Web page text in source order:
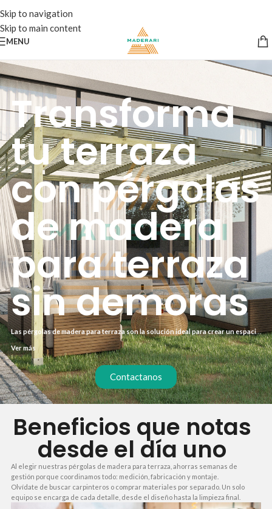
Skip to navigation
Skip to main content
MENU
Transforma
tu terraza
con pérgolas
de madera
para terraza
sin demoras
Las pérgolas de madera para terraza son la solución ideal para crear un espacio
de sombra natural y acogedor sin obras complejas. Con madera tratada en
autoclave y acabados protectores, resisten la intemperie durante años.
Además, su instalación es rápida y limpia, sin afectar el día a día.
Ver más
Contactanos
Beneficios que notas
desde el día uno
Al elegir nuestras pérgolas de madera para terraza, ahorras semanas de
gestión porque coordinamos todo: medición, fabricación y montaje.
Olvídate de buscar carpinteros o comprar materiales por separado. Un solo
equipo se encarga de cada detalle, desde el diseño hasta la limpieza final.